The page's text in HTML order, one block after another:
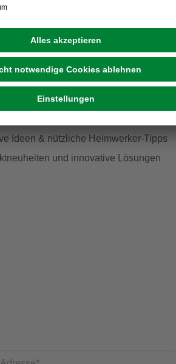
zu einem
Ideen & nützliche Heimwerker-Tipps
und innovative Lösungen